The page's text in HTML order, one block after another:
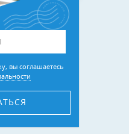
вы соглашаетесь